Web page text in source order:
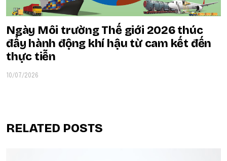
Ngày Môi trường Thế giới 2026 thúc
đẩy hành động khí hậu từ cam kết đến
thực tiễn
10/07/2026
RELATED POSTS